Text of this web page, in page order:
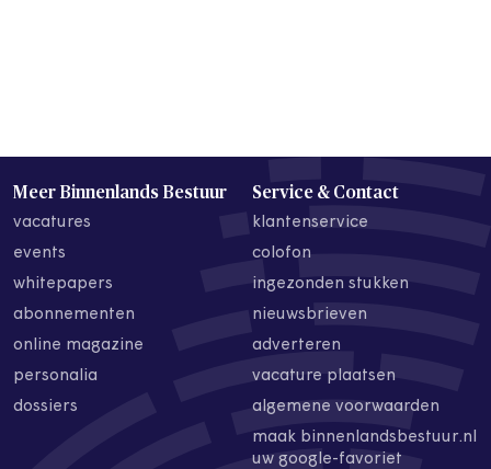
Meer Binnenlands Bestuur
vacatures
events
whitepapers
abonnementen
online magazine
personalia
dossiers
Service & Contact
klantenservice
colofon
ingezonden stukken
nieuwsbrieven
adverteren
vacature plaatsen
algemene voorwaarden
maak binnenlandsbestuur.nl
uw google-favoriet